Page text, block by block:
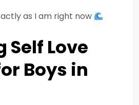
as I am right now
Love
Boys in